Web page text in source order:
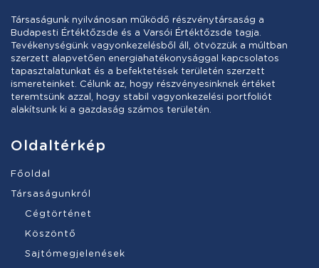
Társaságunk nyilvánosan működő részvénytársaság a
Budapesti Értéktőzsde és a Varsói Értéktőzsde tagja.
Tevékenységünk vagyonkezelésből áll, ötvözzük a múltban
szerzett alapvetően energiahatékonysággal kapcsolatos
tapasztalatunkat és a befektetések területén szerzett
ismereteinket. Célunk az, hogy részvényesinknek értéket
teremtsünk azzal, hogy stabil vagyonkezelési portfoliót
alakítsunk ki a gazdaság számos területén.
Oldaltérkép
Főoldal
Társaságunkról
Cégtörténet
Köszöntő
Sajtómegjelenések